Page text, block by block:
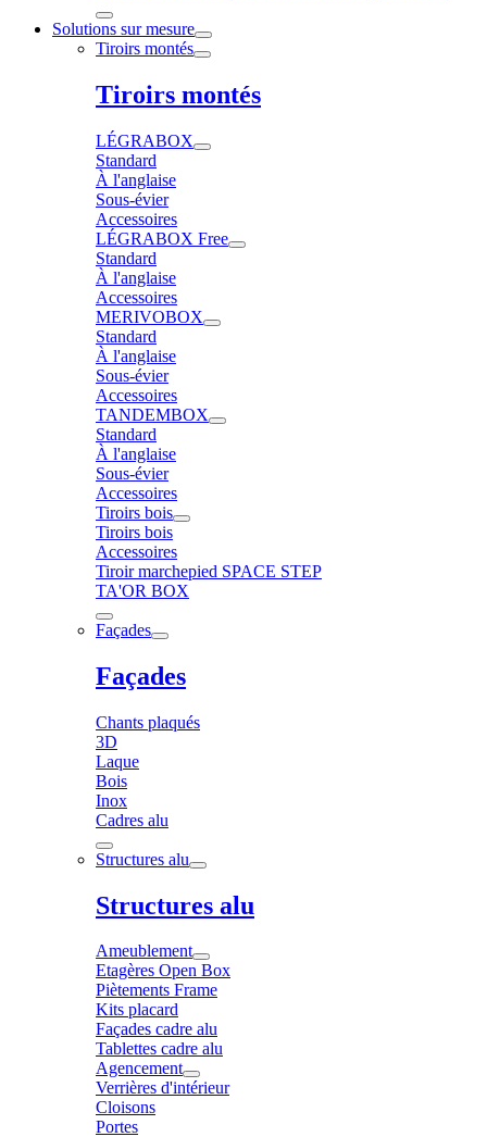
Solutions sur mesure
Tiroirs montés
Tiroirs montés
LÉGRABOX
Standard
À l'anglaise
Sous-évier
Accessoires
LÉGRABOX Free
Standard
À l'anglaise
Accessoires
MERIVOBOX
Standard
À l'anglaise
Sous-évier
Accessoires
TANDEMBOX
Standard
À l'anglaise
Sous-évier
Accessoires
Tiroirs bois
Tiroirs bois
Accessoires
Tiroir marchepied SPACE STEP
TA'OR BOX
Façades
Façades
Chants plaqués
3D
Laque
Bois
Inox
Cadres alu
Structures alu
Structures alu
Ameublement
Etagères Open Box
Piètements Frame
Kits placard
Façades cadre alu
Tablettes cadre alu
Agencement
Verrières d'intérieur
Cloisons
Portes